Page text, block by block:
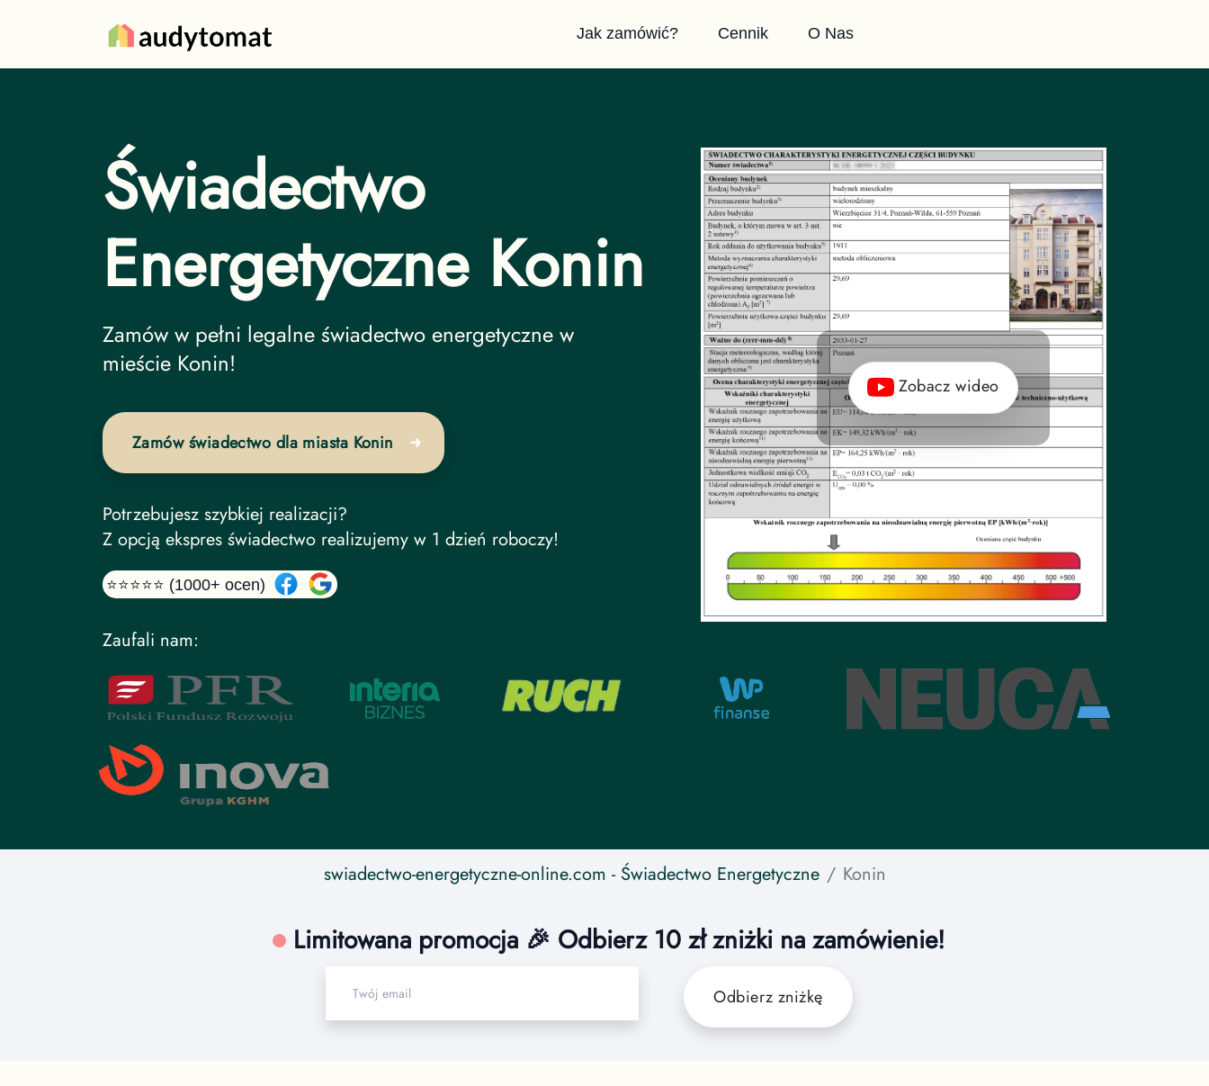
Jak zamówić? Cennik O Nas
Świadectwo
Energetyczne Konin
Świadectwo Energetyczne undefined
Zamów w pełni legalne świadectwo energetyczne w
mieście Konin!
Zamów świadectwo dla miasta Konin
Potrzebujesz szybkiej realizacji?
Z opcją ekspres świadectwo realizujemy w 1 dzień roboczy!
⭐⭐⭐⭐⭐ (1000+ ocen)
Zobacz wideo
Zaufali nam:
swiadectwo-energetyczne-online.com - Świadectwo Energetyczne Konin
Limitowana promocja 🎉 Odbierz 10 zł zniżki na zamówienie!
Odbierz zniżkę